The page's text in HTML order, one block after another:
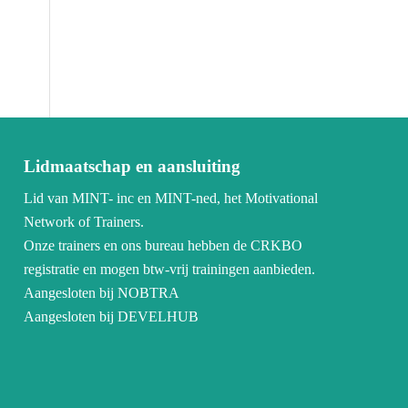
Lidmaatschap en aansluiting
Lid van MINT- inc en MINT-ned, het Motivational
Network of Trainers.
Onze trainers en ons bureau hebben de CRKBO
registratie en mogen btw-vrij trainingen aanbieden.
Aangesloten bij NOBTRA
Aangesloten bij DEVELHUB